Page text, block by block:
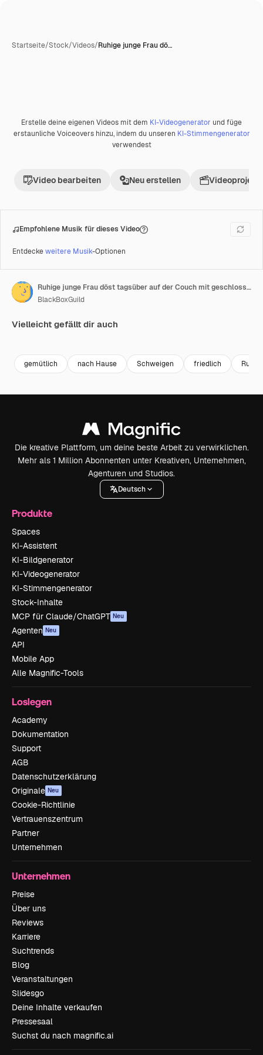
Startseite/Stock/Videos/Ruhige junge Frau dö…
Premium
Erstelle deine eigenen Videos mit dem KI-Videogenerator und füge
erstaunliche Voiceovers hinzu, indem du unseren KI-Stimmengenerator
verwendest
Video bearbeiten Neu erstellen Videoprojekt
Empfohlene Musik für dieses Video
Entdeckeweitere Musik-Optionen
Ruhige junge Frau döst tagsüber auf der Couch mit geschlossenen Augen. Das Mädchen hat die Hände hinter dem Kopf verschränkt, atmet entspannt und ruht auf einem bequemen Sofa zu Hause.
BlackBoxGuild
Vielleicht gefällt dir auch
gemütlich nach Hause Schweigen friedlich Ruhe
Die kreative Plattform, um deine beste Arbeit zu verwirklichen.
Mehr als 1 Million Abonnenten unter Kreativen, Unternehmen,
Agenturen und Studios.
Deutsch
Produkte
Spaces
KI-Assistent
KI-Bildgenerator
KI-Videogenerator
KI-Stimmengenerator
Stock-Inhalte
MCP für Claude/ChatGPT Neu
Agenten Neu
API
Mobile App
Alle Magnific-Tools
Loslegen
Academy
Dokumentation
Support
AGB
Datenschutzerklärung
Originale Neu
Cookie-Richtlinie
Vertrauenszentrum
Partner
Unternehmen
Unternehmen
Preise
Über uns
Reviews
Karriere
Suchtrends
Blog
Veranstaltungen
Slidesgo
Deine Inhalte verkaufen
Pressesaal
Suchst du nach magnific.ai